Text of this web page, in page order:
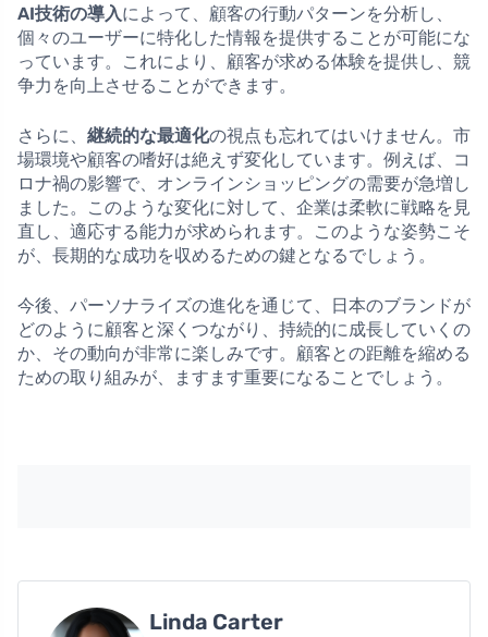
AI技術の導入によって、顧客の行動パターンを分析し、
個々のユーザーに特化した情報を提供することが可能にな
っています。これにより、顧客が求める体験を提供し、競
争力を向上させることができます。
さらに、 継続的な最適化の視点も忘れてはいけません。市
場環境や顧客の嗜好は絶えず変化しています。例えば、コ
ロナ禍の影響で、オンラインショッピングの需要が急増し
ました。このような変化に対して、企業は柔軟に戦略を見
直し、適応する能力が求められます。このような姿勢こそ
が、長期的な成功を収めるための鍵となるでしょう。
今後、パーソナライズの進化を通じて、日本のブランドが
どのように顧客と深くつながり、持続的に成長していくの
か、その動向が非常に楽しみです。顧客との距離を縮める
ための取り組みが、ますます重要になることでしょう。
Linda Carter